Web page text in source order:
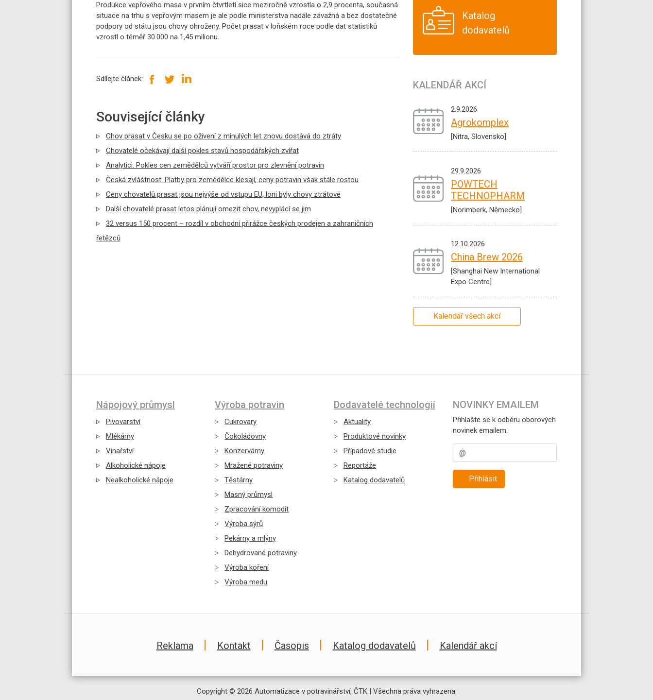
Produkce vepřového masa v prvním čtvrtletí sice meziročně vzrostla o 2,9 procenta, současná
situace na trhu s vepřovým masem je ale podle ministerstva nadále závažná a bez dostatečné
podpory od státu jsou chovy ohroženy. Počet prasat v loňském roce podle dat statistiků
vzrostl o téměř 30.000 na 1,45 milionu.
Sdílejte článek:
Související články
Chov prasat v Česku se po oživení z minulých let znovu dostává do ztráty
Chovatelé očekávají další pokles stavů hospodářských zvířat
Analytici: Pokles cen zemědělců vytváří prostor pro zlevnění potravin
Česká zvláštnost: Platby pro zemědělce klesají, ceny potravin však stále rostou
Ceny chovatelů prasat jsou nejvýše od vstupu EU, loni byly chovy ztrátové
Další chovatelé prasat letos plánují omezit chov, nevyplácí se jim
32 versus 150 procent – rozdíl v obchodní přirážce českých prodejen a zahraničních
řetězců
Katalog
dodavatelů
KALENDÁŘ AKCÍ
2.9.2026
Agrokomplex
[Nitra, Slovensko]
29.9.2026
POWTECH
TECHNOPHARM
[Norimberk, Německo]
12.10.2026
China Brew 2026
[Shanghai New International
Expo Centre]
Kalendář všech akcí
Nápojový průmysl
Pivovarství
Mlékárny
Vinařství
Alkoholické nápoje
Nealkoholické nápoje
Výroba potravin
Cukrovary
Čokoládovny
Konzervárny
Mražené potraviny
Těstárny
Masný průmysl
Zpracování komodit
Výroba sýrů
Pekárny a mlýny
Dehydrované potraviny
Výroba koření
Výroba medu
Dodavatelé technologií
Aktuality
Produktové novinky
Případové studie
Reportáže
Katalog dodavatelů
NOVINKY EMAILEM
Přihlašte se k odběru oborových
novinek emailem.
Přihlásit
Reklama Kontakt Časopis Katalog dodavatelů Kalendář akcí
Copyright © 2026 Automatizace v potravinářství, ČTK | Všechna práva vyhrazena.